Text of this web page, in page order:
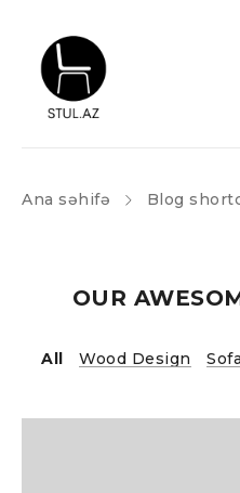
Ana səhifə Blog
OUR
All Wood Design Sofa